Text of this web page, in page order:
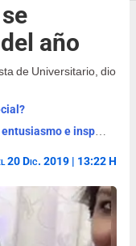
año
de Universitario, dio
¡Bienvenido, agosto 2026! Las mejores frases para iniciar este nuevo mes con entusiasmo e inspiración
20 Dic. 2019 | 13:22 H